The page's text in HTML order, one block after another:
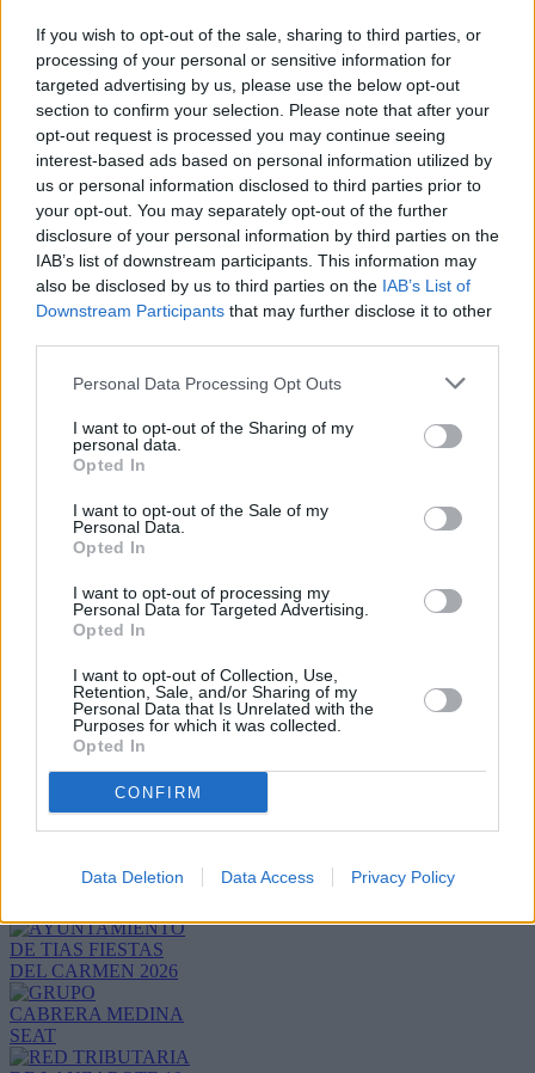
If you wish to opt-out of the sale, sharing to third parties, or
processing of your personal or sensitive information for
targeted advertising by us, please use the below opt-out
section to confirm your selection. Please note that after your
opt-out request is processed you may continue seeing
interest-based ads based on personal information utilized by
us or personal information disclosed to third parties prior to
your opt-out. You may separately opt-out of the further
disclosure of your personal information by third parties on the
IAB’s list of downstream participants. This information may
also be disclosed by us to third parties on the IAB’s List of
Downstream Participants that may further disclose it to other
Personal Data Processing Opt Outs
I want to opt-out of the Sharing of my
personal data.
Opted In
I want to opt-out of the Sale of my
Personal Data.
Opted In
I want to opt-out of processing my
Personal Data for Targeted Advertising.
Opted In
I want to opt-out of Collection, Use,
Retention, Sale, and/or Sharing of my
Personal Data that Is Unrelated with the
Purposes for which it was collected.
Opted In
CONFIRM
Data Deletion Data Access Privacy Policy
La actuación cuenta con financiación
de la Consejería de Turismo del
Gobierno de Canarias, lo que ha
permitido planificar una intervención
integral y de calidad que responde a
las necesidades de vecinos y
Desde el Ayuntamiento de Teguise se
destaca que esta intervención forma
parte del compromiso del grupo de
gobierno con la mejora continua de los
espacios públicos, apostando por
infraestructuras de calidad que
respondan a las necesidades reales de
mejor imagen del municipio.
Escribir un comentario
(requerido)
JComments